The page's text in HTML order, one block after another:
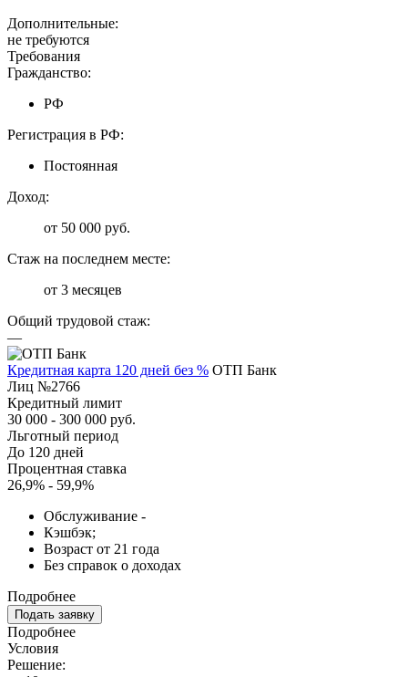
Дополнительные:
не требуются
Требования
Гражданство:
РФ
Регистрация в РФ:
Постоянная
Доход:
от 50 000 руб.
Стаж на последнем месте:
от 3 месяцев
Общий трудовой стаж:
—
Кредитная карта 120 дней без % ОТП Банк
Лиц №2766
Кредитный лимит
30 000 - 300 000 руб.
Льготный период
До 120 дней
Процентная ставка
26,9% - 59,9%
Обслуживание -
Кэшбэк;
Возраст от 21 года
Без справок о доходах
Подробнее
Подать заявку
Подробнее
Условия
Решение: